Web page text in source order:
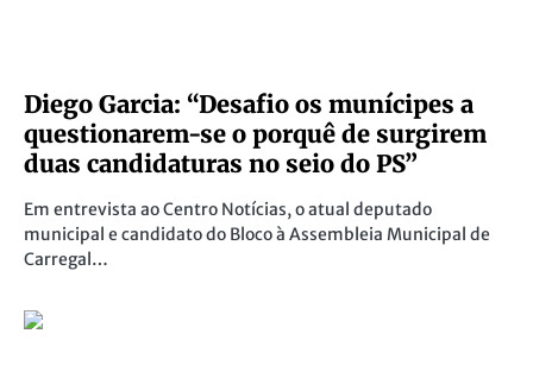
Diego Garcia: “Desafio os munícipes a
questionarem-se o porquê de surgirem
duas candidaturas no seio do PS”
Em entrevista ao Centro Notícias, o atual deputado
municipal e candidato do Bloco à Assembleia Municipal de
Carregal…